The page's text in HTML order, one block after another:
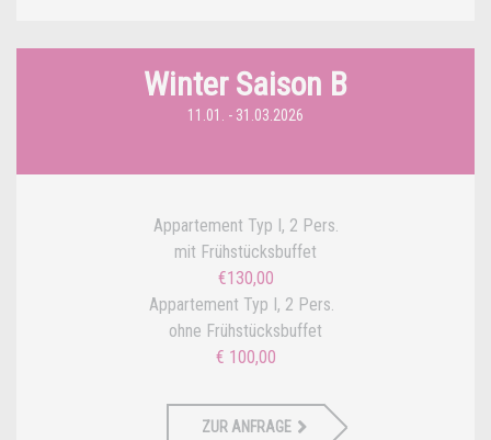
Winter Saison B
11.01. - 31.03.2026
Appartement Typ I, 2 Pers.
mit Frühstücksbuffet
€130,00
Appartement Typ I, 2 Pers.
ohne Frühstücksbuffet
€ 100,00
ZUR ANFRAGE